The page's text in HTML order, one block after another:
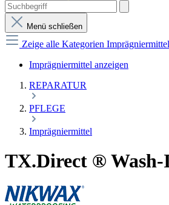
Menü schließen
Zeige alle Kategorien Imprägniermittel
Imprägniermittel anzeigen
REPARATUR
PFLEGE
Imprägniermittel
TX.Direct ® Wash-